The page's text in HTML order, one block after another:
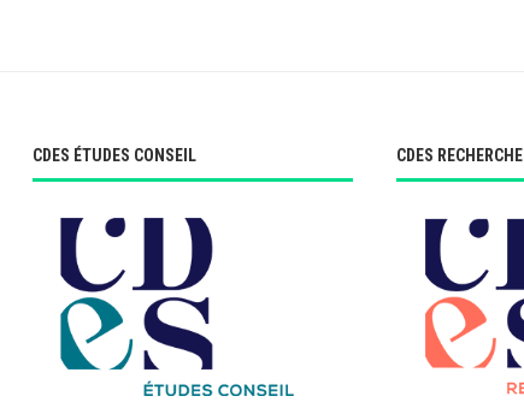
CDES ÉTUDES CONSEIL CDES RECHERCHE